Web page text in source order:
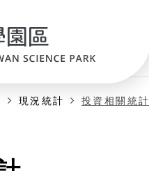
現況統計 投資相關統計